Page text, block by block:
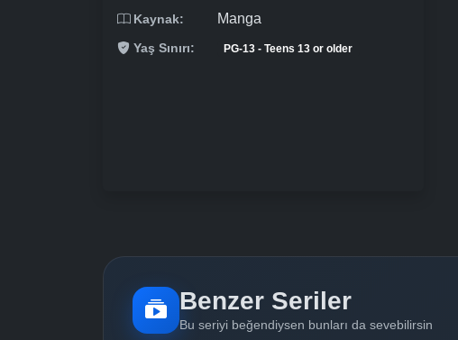
Kaynak: Manga
Yaş Sınırı: PG-13 - Teens 13 or older
Benzer Seriler
Bu seriyi beğendiysen bunları da sevebilirsin